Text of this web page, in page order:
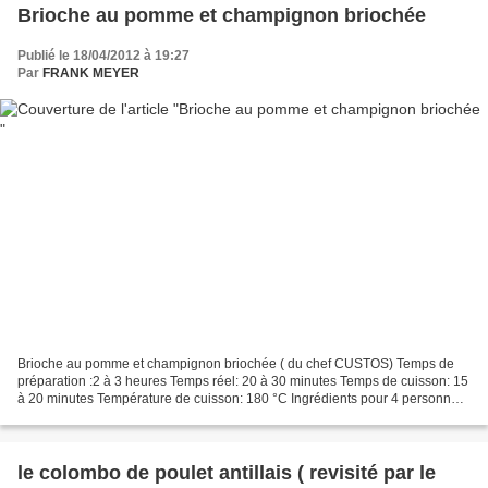
Brioche au pomme et champignon briochée
Publié le 18/04/2012 à 19:27
Par FRANK MEYER
Brioche au pomme et champignon briochée ( du chef CUSTOS) Temps de
préparation :2 à 3 heures Temps réel: 20 à 30 minutes Temps de cuisson: 15
à 20 minutes Température de cuisson: 180 °C Ingrédients pour 4 personne
le colombo de poulet antillais ( revisité par le